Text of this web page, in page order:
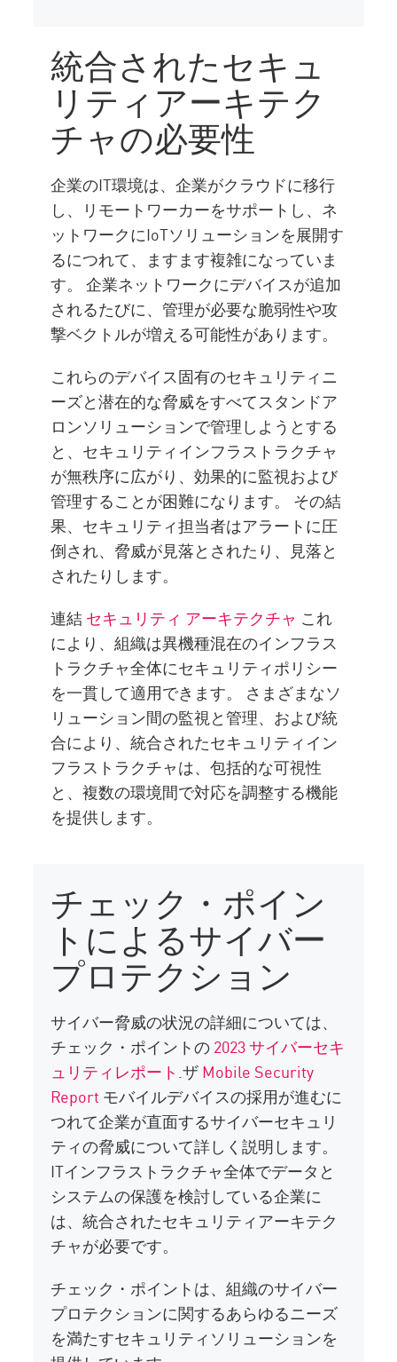
統合されたセキュ
リティアーキテク
チャの必要性
企業のIT環境は、企業がクラウドに移行
し、リモートワーカーをサポートし、ネ
ットワークにIoTソリューションを展開す
るにつれて、ますます複雑になっていま
す。 企業ネットワークにデバイスが追加
されるたびに、管理が必要な脆弱性や攻
撃ベクトルが増える可能性があります。
これらのデバイス固有のセキュリティニ
ーズと潜在的な脅威をすべてスタンドア
ロンソリューションで管理しようとする
と、セキュリティインフラストラクチャ
が無秩序に広がり、効果的に監視および
管理することが困難になります。 その結
果、セキュリティ担当者はアラートに圧
倒され、脅威が見落とされたり、見落と
されたりします。
連結セキュリティ アーキテクチャ これ
により、組織は異機種混在のインフラス
トラクチャ全体にセキュリティポリシー
を一貫して適用できます。 さまざまなソ
リューション間の監視と管理、および統
合により、統合されたセキュリティイン
フラストラクチャは、包括的な可視性
と、複数の環境間で対応を調整する機能
を提供します。
チェック・ポイン
トによるサイバー
プロテクション
サイバー脅威の状況の詳細については、
チェック・ポイントの2023 サイバーセキ
ュリティレポート.ザMobile Security
Report モバイルデバイスの採用が進むに
つれて企業が直面するサイバーセキュリ
ティの脅威について詳しく説明します。
ITインフラストラクチャ全体でデータと
システムの保護を検討している企業に
は、統合されたセキュリティアーキテク
チャが必要です。
チェック・ポイントは、組織のサイバー
プロテクションに関するあらゆるニーズ
を満たすセキュリティソリューションを